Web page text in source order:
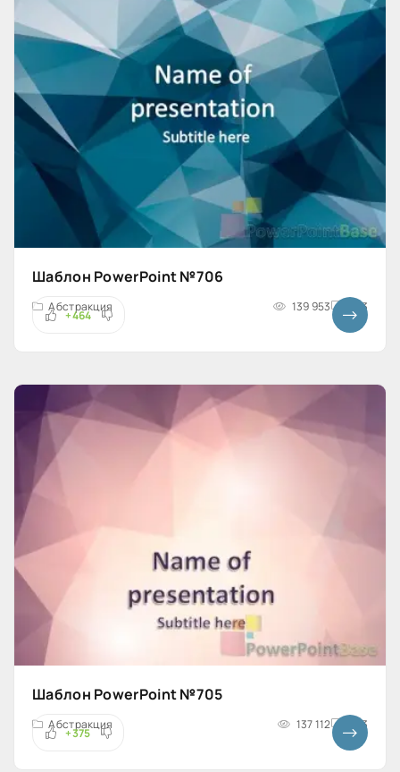
Шаблон PowerPoint №706
Абстракция 139 953 4x3
+464
Шаблон PowerPoint №705
Абстракция 137 112 4x3
+375